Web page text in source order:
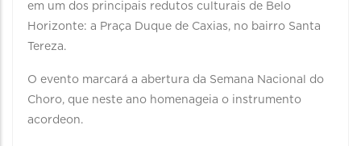
em um dos principais redutos culturais de Belo
Horizonte: a Praça Duque de Caxias, no bairro Santa
Tereza.
O evento marcará a abertura da Semana Nacional do
Choro, que neste ano homenageia o instrumento
acordeon.